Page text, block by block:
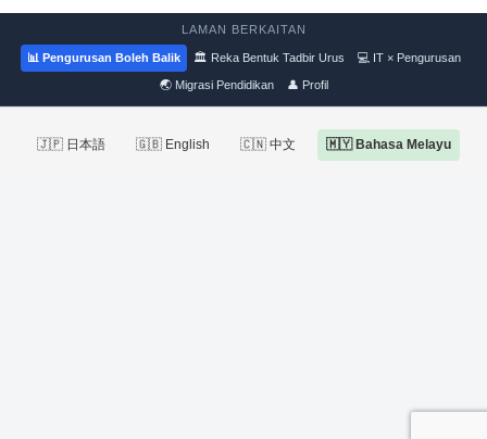
LAMAN BERKAITAN
📊 Pengurusan Boleh Balik 🏛 Reka Bentuk Tadbir Urus 💻 IT × Pengurusan
🌏 Migrasi Pendidikan 👤 Profil
🇯🇵 日本語 🇬🇧 English 🇨🇳 中文 🇲🇾 Bahasa Melayu